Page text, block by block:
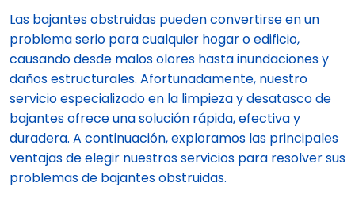
Las bajantes obstruidas pueden convertirse en un
problema serio para cualquier hogar o edificio,
causando desde malos olores hasta inundaciones y
daños estructurales. Afortunadamente, nuestro
servicio especializado en la limpieza y desatasco de
bajantes ofrece una solución rápida, efectiva y
duradera. A continuación, exploramos las principales
ventajas de elegir nuestros servicios para resolver sus
problemas de bajantes obstruidas.